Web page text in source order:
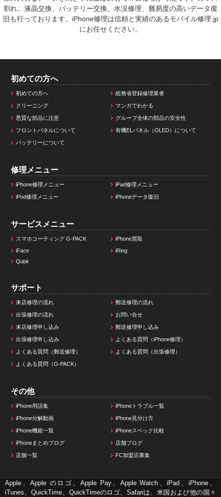
割れ、液晶交換、バッテリー交換、水没修理、難易度の高いデータ復
旧も行っております。iPhone修理は信頼と実績のあるモバイル修理.jp
にお任せください。
初めての方へ
初めての方へ 総務省登録修理業者
クリーニング マンガでわかる
悪質な部品に注意 グループ全体の部品の安全性
フロントパネルについて 有機ELパネル（OLED）について
バッテリーについて
修理メニュー
iPhone修理メニュー iPad修理メニュー
iPod修理メニュー iPhoneデータ復旧
サービスメニュー
スマホコーティング G-PACK
iPhone買取
iFace
iRing
Qubii
サポート
来店修理の流れ 郵送修理の流れ
出張修理の流れ お問い合せ
来店修理申し込み 郵送修理申し込み
出張修理申し込み よくある質問（iPhone修理）
よくある質問（郵送修理） よくある質問（出張修理）
よくある質問（G-PACK）
その他
iPhone用語集 iPhoneトラブル一覧
iPhone分解動画 iPhone見分け方
iPhone機能一覧 iPhoneスペック比較
iPhoneまとめブログ 店舗ブログ
店舗一覧 FC加盟店募集
Apple、Apple のロゴ、Apple Pay、Apple Watch、iPad、iPhone、
iTunes、QuickTime、QuickTimeのロゴ、Safariは、米国および他の国々